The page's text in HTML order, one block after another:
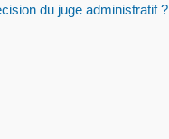
du juge administratif ?